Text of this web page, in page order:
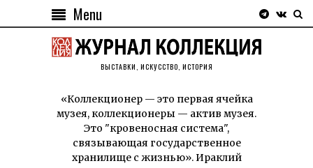
Menu
ВЫСТАВКИ, ИСКУССТВО, ИСТОРИЯ
«Коллекционер — это первая ячейка
музея, коллекционеры — актив музея.
Это "кровеносная система",
связывающая государственное
хранилище с жизнью». Ираклий